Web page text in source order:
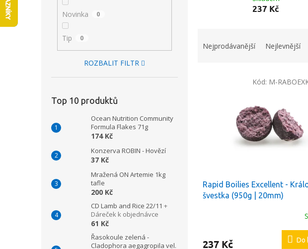
Novinka 0
Tip 0
ROZBALIT FILTR
Top 10 produktů
Ocean Nutrition Community
Formula Flakes 71g
174 Kč
Konzerva ROBIN - Hovězí
37 Kč
Mražená ON Artemie 1kg
tafle
200 Kč
CD Lamb and Rice 22/11 +
Dáreček k objednávce
61 Kč
Řasokoule zelená -
Cladophora aegagropila vel.
237 Kč
Nejprodávanější Nejlevnější
Rapid Boilies Excellent -
švestka (950g | 20mm)
237 Kč Do
Kód: M-